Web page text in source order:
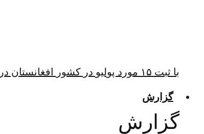
با ثبت ۱۵ مورد پولیو در کشور افغانستان در صدر ابتلا به پولیو قرار دارد
گزارش
گزارش